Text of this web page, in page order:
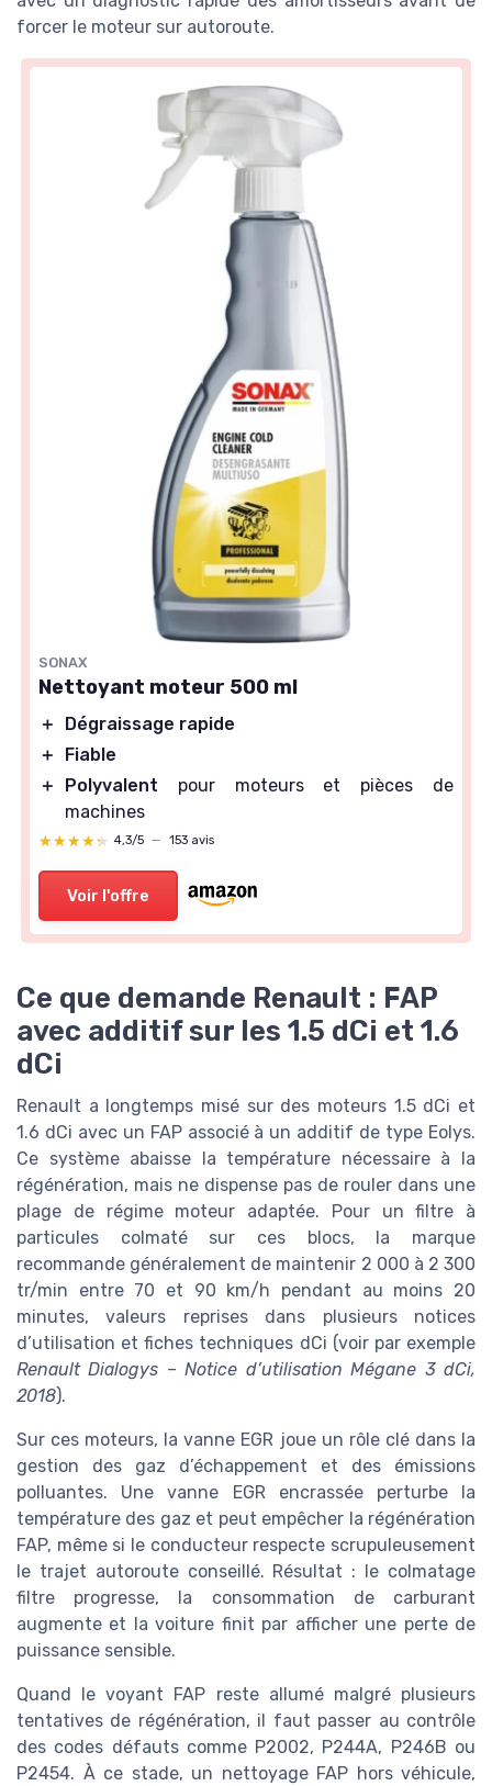
forcer le moteur sur autoroute.
SONAX
Nettoyant moteur 500 ml
＋
Dégraissage rapide
＋
Fiable
＋
Polyvalent pour moteurs et pièces de
machines
★★★★★
★★★★★ 4,3/5 — 153 avis
Voir l'offre
Ce que demande Renault : FAP
avec additif sur les 1.5 dCi et 1.6
dCi
Renault a longtemps misé sur des moteurs 1.5 dCi et
1.6 dCi avec un FAP associé à un additif de type Eolys.
Ce système abaisse la température nécessaire à la
régénération, mais ne dispense pas de rouler dans une
plage de régime moteur adaptée. Pour un filtre à
particules colmaté sur ces blocs, la marque
recommande généralement de maintenir 2 000 à 2 300
tr/min entre 70 et 90 km/h pendant au moins 20
minutes, valeurs reprises dans plusieurs notices
d’utilisation et fiches techniques dCi (voir par exemple
Renault Dialogys – Notice d’utilisation Mégane 3 dCi,
2018).
Sur ces moteurs, la vanne EGR joue un rôle clé dans la
gestion des gaz d’échappement et des émissions
polluantes. Une vanne EGR encrassée perturbe la
température des gaz et peut empêcher la régénération
FAP, même si le conducteur respecte scrupuleusement
le trajet autoroute conseillé. Résultat : le colmatage
filtre progresse, la consommation de carburant
augmente et la voiture finit par afficher une perte de
puissance sensible.
Quand le voyant FAP reste allumé malgré plusieurs
tentatives de régénération, il faut passer au contrôle
des codes défauts comme P2002, P244A, P246B ou
P2454. À ce stade, un nettoyage FAP hors véhicule,